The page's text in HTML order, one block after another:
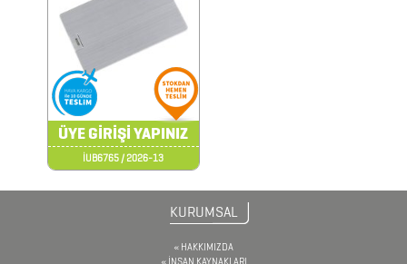
TORNAVİDA
ÇAKMAKLAR
CAM
ÜYE GİRİŞİ YAPINIZ
İUB6765 / 2026-13
KURUMSAL
HAKKIMIZDA
İNSAN KAYNAKLARI